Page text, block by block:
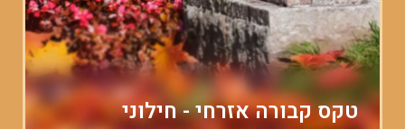
טקס קבורה אזרחי - חילוני